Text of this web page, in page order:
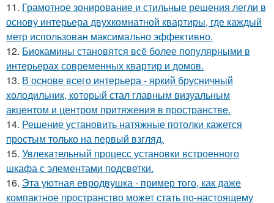
11. Грамотное зонирование и стильные решения легли в
основу интерьера двухкомнатной квартиры, где каждый
метр использован максимально эффективно.
12. Биокамины становятся всё более популярными в
интерьерах современных квартир и домов.
13. В основе всего интерьера - яркий брусничный
холодильник, который стал главным визуальным
акцентом и центром притяжения в пространстве.
14. Решение установить натяжные потолки кажется
простым только на первый взгляд.
15. Увлекательный процесс установки встроенного
шкафа с элементами подсветки.
16. Эта уютная евродвушка - пример того, как даже
компактное пространство может стать по-настоящему